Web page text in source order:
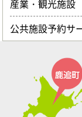
産業・観光施設
公共施設予約サ